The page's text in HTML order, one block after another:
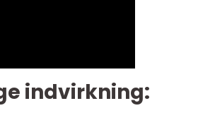
indvirkning: